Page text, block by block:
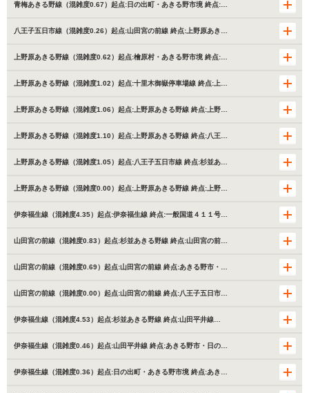
青梅あきる野線（混雑度0.67）起点:日の出町・あきる野市境 終点:…
八王子五日市線（混雑度0.26）起点:山田宮の前線 終点:上野原あき…
上野原あきる野線（混雑度0.62）起点:檜原村・あきる野市境 終点:…
上野原あきる野線（混雑度1.02）起点:十里木御嶽停車場線 終点:上…
上野原あきる野線（混雑度1.06）起点:上野原あきる野線 終点:上野…
上野原あきる野線（混雑度1.10）起点:上野原あきる野線 終点:八王…
上野原あきる野線（混雑度1.05）起点:八王子五日市線 終点:杉並あ…
上野原あきる野線（混雑度0.00）起点:上野原あきる野線 終点:上野…
伊奈福生線（混雑度4.35）起点:伊奈福生線 終点:一般国道４１１号…
山田宮の前線（混雑度0.83）起点:杉並あきる野線 終点:山田宮の前…
山田宮の前線（混雑度0.69）起点:山田宮の前線 終点:あきる野市・…
山田宮の前線（混雑度0.00）起点:山田宮の前線 終点:八王子五日市…
伊奈福生線（混雑度4.53）起点:杉並あきる野線 終点:山田平井線…
伊奈福生線（混雑度0.46）起点:山田平井線 終点:あきる野市・日の…
伊奈福生線（混雑度0.36）起点:日の出町・あきる野市境 終点:あき…